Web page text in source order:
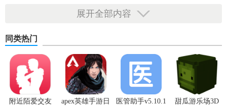
3. 风格选择：涵盖传统、现代、黑白灰、彩色等多种纹身风
调整图案大小，确保设计效果贴合实际。
5. 社区交流：内置纹身爱好者社区，用户可上传作品、分享
经验、讨论技巧，与其他用户互动。
展开全部内容
同类热门
附近陌爱交友
apex英雄手游日
医管助手v5.10.1
甜瓜游乐场3D